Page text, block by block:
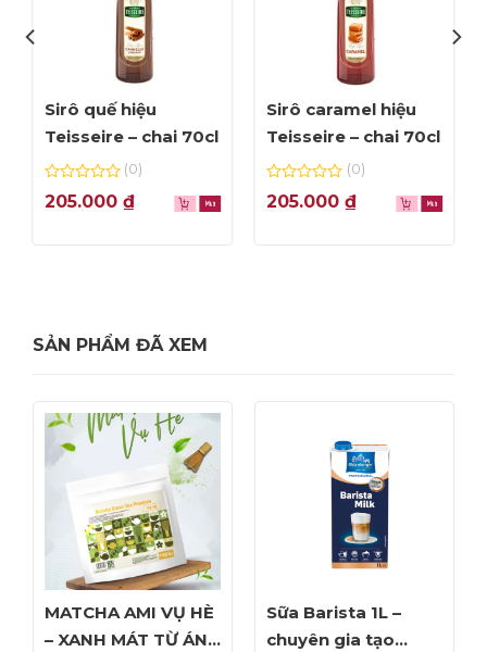
Sirô quế hiệu
Teisseire – chai 70cl
0
out
5
(0)
205.000 ₫
Sirô caramel hiệu
Teisseire – chai 70cl
0
out
5
(0)
205.000 ₫
SẢN PHẨM ĐÃ XEM
MATCHA AMI VỤ HÈ
– XANH MÁT TỪ ÁNH
Sữa Barista 1L –
chuyên gia tạo